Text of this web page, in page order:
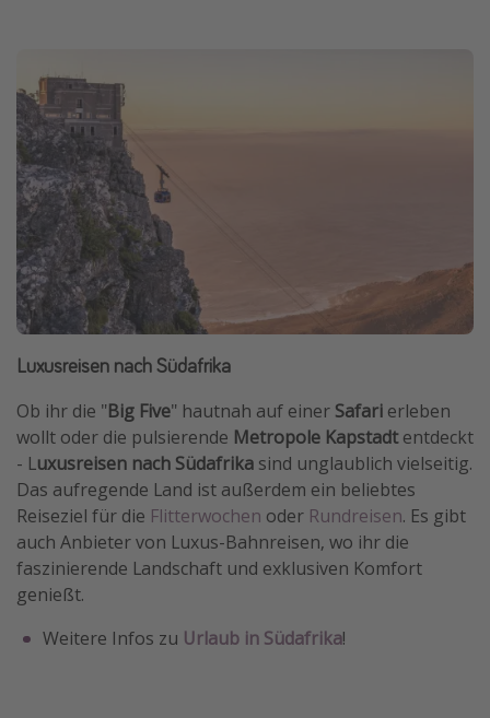
Luxusreisen nach Südafrika
Ob ihr die "Big Five" hautnah auf einer Safari erleben
wollt oder die pulsierende Metropole Kapstadtentdeckt
- Luxusreisen nach Südafrika sind unglaublich vielseitig.
Das aufregende Land ist außerdem ein beliebtes
Reiseziel für die Flitterwochen oder Rundreisen. Es gibt
auch Anbieter von Luxus-Bahnreisen, wo ihr die
faszinierende Landschaft und exklusiven Komfort
genießt.
Weitere Infos zu Urlaub in Südafrika!